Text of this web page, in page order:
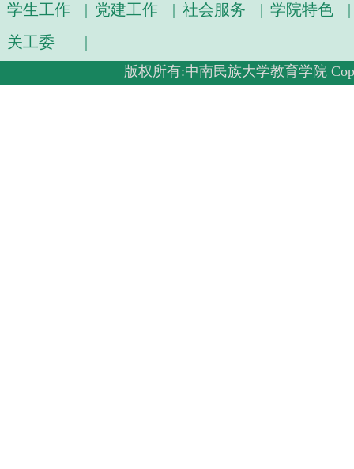
学生工作
| 党建工作 | 社会服务 | 学院特色
|
关工委
|
版权所有:中南民族大学教育学院